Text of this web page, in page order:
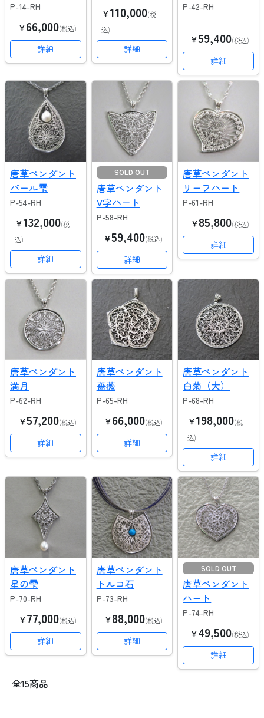
P-14-RH
￥66,000(税込)
詳細
￥110,000(税
込)
詳細
P-42-RH
￥59,400(税込)
詳細
唐草ペンダント
パール雫
P-54-RH
￥132,000(税
込)
詳細
SOLD OUT
唐草ペンダント
V字ハート
P-58-RH
￥59,400(税込)
詳細
唐草ペンダント
リーフハート
P-61-RH
￥85,800(税込)
詳細
唐草ペンダント
満月
P-62-RH
￥57,200(税込)
詳細
唐草ペンダント
薔薇
P-65-RH
￥66,000(税込)
詳細
唐草ペンダント
白菊（大）
P-68-RH
￥198,000(税
込)
詳細
唐草ペンダント
星の雫
P-70-RH
￥77,000(税込)
詳細
唐草ペンダント
トルコ石
P-73-RH
￥88,000(税込)
詳細
SOLD OUT
唐草ペンダント
ハート
P-74-RH
￥49,500(税込)
詳細
全15商品